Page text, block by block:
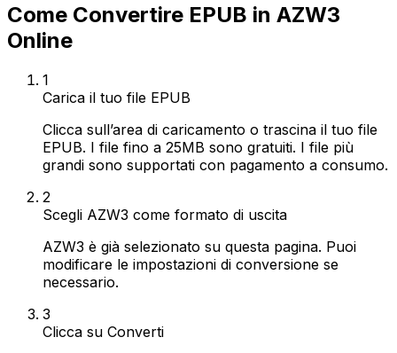
Come Convertire EPUB in AZW3
Online
1
Carica il tuo file EPUB
Clicca sull’area di caricamento o trascina il tuo file
EPUB. I file fino a 25MB sono gratuiti. I file più
grandi sono supportati con pagamento a consumo.
2
Scegli AZW3 come formato di uscita
AZW3 è già selezionato su questa pagina. Puoi
modificare le impostazioni di conversione se
necessario.
3
Clicca su Converti